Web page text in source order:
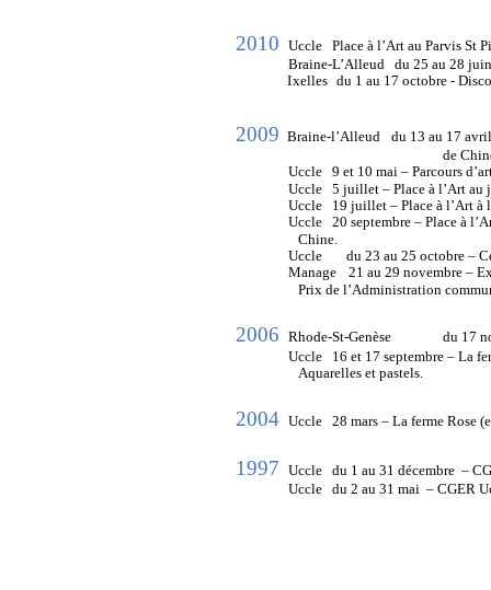
2010 Uccle Place à l’Art au Parvis St
Braine-L’Alleud du 25 au 28
Ixelles du 1 au 17 octobre -
2009 Braine-l’Alleud
du 13 au 17
de
Uccle 9 et 10 mai – Parcours
Uccle 5 juillet – Place à l’Art au
Uccle 19 juillet – Place à l’Art à
Uccle 20 septembre – Place à
Chine.
Uccle
du 23 au 25 octobre –
Manage
21 au 29 novembre –
Prix de l’Administration
2006 Rhode-St-Genèse
du 17
Uccle 16 et 17 septembre – La
Aquarelles et pastels.
2004 Uccle 28 mars – La ferme Rose
1997 Uccle du 1 au 31 décembre  –
Uccle du 2 au 31 mai  – CGER